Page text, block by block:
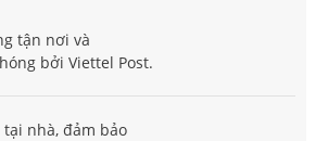
tận nơi và
bởi Viettel Post.
nhà, đảm bảo